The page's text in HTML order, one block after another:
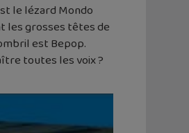
le lézard Mondo
les grosses têtes de
est Bepop.
toutes les voix ?